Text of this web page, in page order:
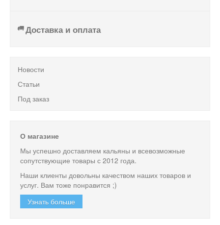
Доставка и оплата
Новости
Статьи
Под заказ
О магазине
Мы успешно доставляем кальяны и всевозможные
сопутствующие товары с 2012 года.
Наши клиенты довольны качеством наших товаров и
услуг. Вам тоже понравится ;)
Узнать больше